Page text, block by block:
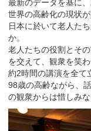
最新のデータを基に
世界の高齢化の現状
日本に於いて老人た
か。
老人たちの役割とそ
を交えて、観衆を笑
約2時間の講演を全て
98歳の高齢ながら、
の観衆からは惜しみ